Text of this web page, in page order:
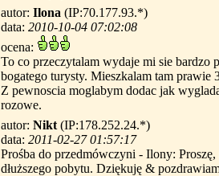
autor: Ilona (IP:70.177.93.*)
data: 2010-10-04 07:02:08
ocena:
To co przeczytalam wydaje mi sie
bogatego turysty. Mieszkalam tam prawie
Z pewnoscia moglabym dodac jak
rozowe.
autor: Nikt (IP:178.252.24.*)
data: 2011-02-27 01:57:17
Prośba do przedmówczyni - Ilony:
dłuższego pobytu. Dziękuję &